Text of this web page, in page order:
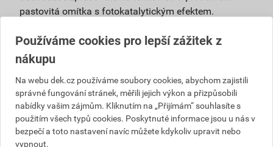
pastovitá omítka s fotokatalytickým efektem.
Připravená k přímému použití se systémovou
penetrací weberpas podklad UNI nebo weberpas
podklad S.
Díky modifikovanému silikátovému pojivu má
omítka weberpas extraClean active vlastnosti
blízké silikátové omítce, není však tak citlivá na
klimatické podmínky při zpracování a zrání.
Unikátní receptura omítky weberpas extraClean
Používáme cookies pro lepší zážitek z
nákupu
Na webu dek.cz používáme soubory cookies, abychom zajistili
správné fungování stránek, měřili jejich výkon a přizpůsobili
nabídky vašim zájmům. Kliknutím na „Přijímám“ souhlasíte s
použitím všech typů cookies. Poskytnuté informace jsou u nás v
bezpečí a toto nastavení navíc můžete kdykoliv upravit nebo
vypnout.